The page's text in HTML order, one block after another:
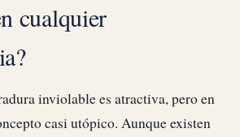
cualquier
inviolable es atractiva, pero en
casi utópico. Aunque existen